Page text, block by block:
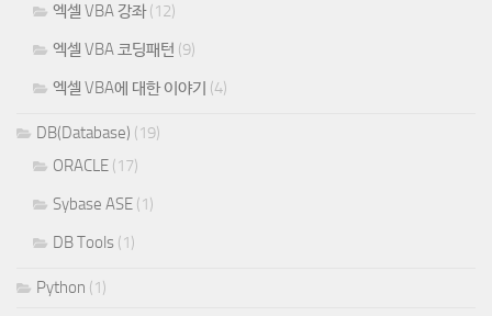
엑셀 VBA 강좌(12)
엑셀 VBA 코딩패턴 (9)
엑셀 VBA에 대한 이야기 (4)
DB(Database) (19)
ORACLE (17)
Sybase ASE (1)
DB Tools (1)
Python (1)